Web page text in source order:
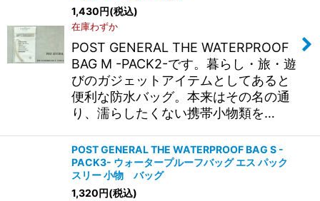
1,430円(税込)
在庫わずか
POST GENERAL THE WATERPROOF
BAG M -PACK2-です。暮らし・旅・遊
びのガジェットアイテムとしてあると
便利な防水バッグ。本来はその名の通
り、濡らしたくない携帯小物類を…
POST GENERAL THE WATERPROOF BAG S -
PACK3- ウォータープルーフバッグ エス パック
スリー 小物 バッグ
1,320円(税込)